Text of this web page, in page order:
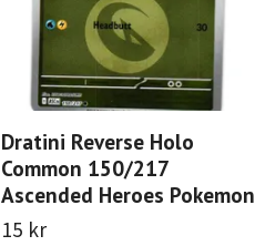
Dratini Reverse Holo
Common 150/217
Ascended Heroes Pokemon
15 kr